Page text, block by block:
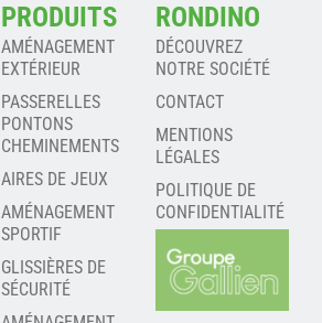
PRODUITS
AMÉNAGEMENT
EXTÉRIEUR
PASSERELLES
PONTONS
CHEMINEMENTS
AIRES DE JEUX
AMÉNAGEMENT
SPORTIF
GLISSIÈRES DE
SÉCURITÉ
RONDINO
DÉCOUVREZ
NOTRE SOCIÉTÉ
CONTACT
MENTIONS
LÉGALES
POLITIQUE DE
CONFIDENTIALITÉ